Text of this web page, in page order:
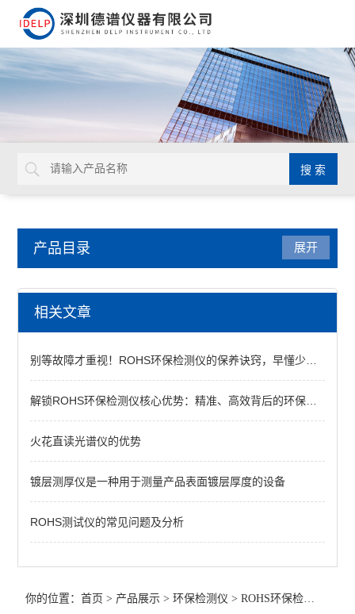
产品目录
环保检测仪
ROHS环保检测仪
展开
相关文章
别等故障才重视！ROHS环保检测仪的保养诀窍，早懂少花冤枉钱
解锁ROHS环保检测仪核心优势：精准、高效背后的环保硬实力
火花直读光谱仪的优势
镀层测厚仪是一种用于测量产品表面镀层厚度的设备
ROHS测试仪的常见问题及分析
你的位置：首页 > 产品展示 >环保检测仪 >ROHS环保检测仪